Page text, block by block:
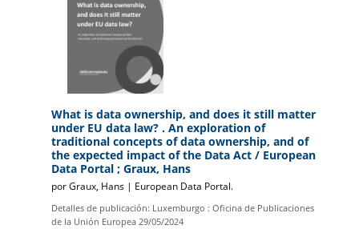
What is data ownership, and does it still matter
under EU data law? . An exploration of
traditional concepts of data ownership, and of
the expected impact of the Data Act/ European
Data Portal ; Graux, Hans
porGraux, Hans | European Data Portal.
Detalles de publicación: Luxemburgo :Oficina de Publicaciones
de la Unión Europea 29/05/2024